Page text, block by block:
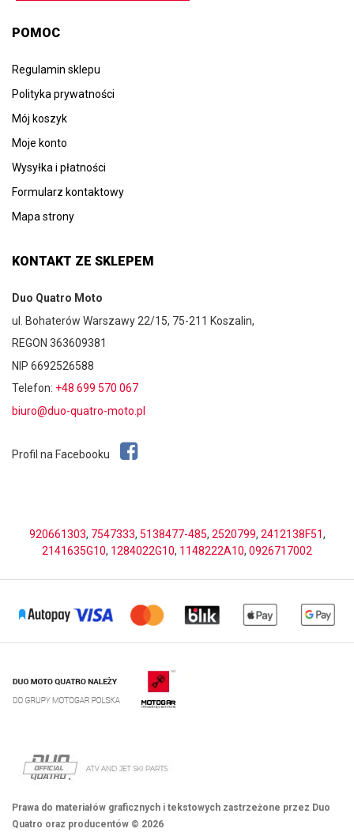
POMOC
Regulamin sklepu
Polityka prywatności
Mój koszyk
Moje konto
Wysyłka i płatności
Formularz kontaktowy
Mapa strony
KONTAKT ZE SKLEPEM
Duo Quatro Moto
ul. Bohaterów Warszawy 22/15, 75-211 Koszalin,
REGON 363609381
NIP 6692526588
Telefon: +48 699 570 067
biuro@duo-quatro-moto.pl
Profil na Facebooku
920661303, 7547333, 5138477-485, 2520799, 2412138F51,
2141635G10, 1284022G10, 1148222A10, 0926717002
Prawa do materiałów graficznych i tekstowych zastrzeżone przez Duo
Quatro oraz producentów © 2026